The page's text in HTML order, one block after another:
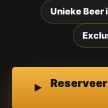
Unieke Beer